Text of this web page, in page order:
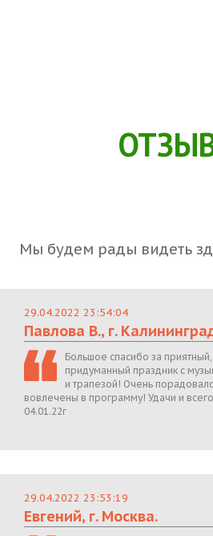
Мы будем рады видеть
29.04.2022 23:54:04
Павлова В., г.
Большое спасибо за
придуманный праздник с
и трапезой! Очень
вовлечены в программу! Удачи и
04.01.22г
29.04.2022 23:53:19
Евгений, г. Москва.